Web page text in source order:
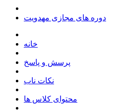
دوره های مجازی مهدویت
خانه
پرسش و پاسخ
نکات ناب
محتوای کلاس ها